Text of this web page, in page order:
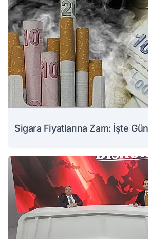
Sigara Fiyatlarına Zam: İşte